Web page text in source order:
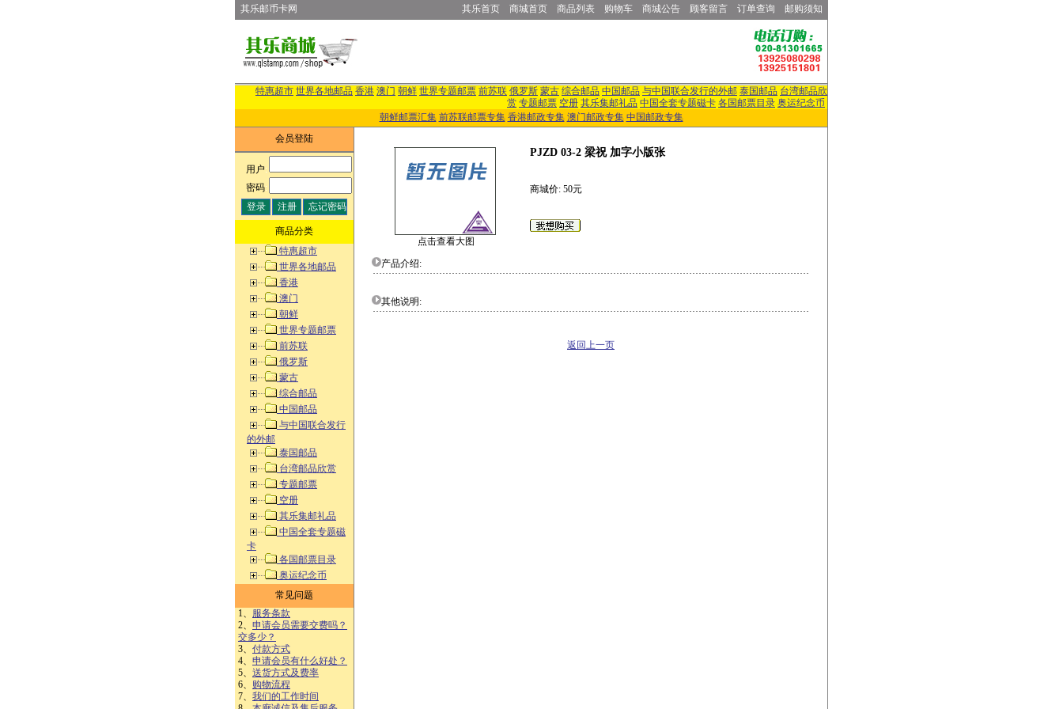
其乐邮币卡网 其乐首页 商城首页 商品列表 购物车 商城公告 顾客留言 订单查询 邮购须知
特惠超市 世界各地邮品 香港 澳门 朝鲜 世界专题邮票 前苏联 俄罗斯 蒙古 综合邮品 中国邮品 与中国联合发行的外邮 泰国邮品 台湾邮品欣
赏 专题邮票 空册 其乐集邮礼品 中国全套专题磁卡 各国邮票目录 奥运纪念币
朝鲜邮票汇集 前苏联邮票专集 香港邮政专集 澳门邮政专集 中国邮政专集
会员登陆
用户:
密码:
商品分类
特惠超市
世界各地邮品
香港
澳门
朝鲜
世界专题邮票
前苏联
俄罗斯
蒙古
综合邮品
中国邮品
与中国联合发行
的外邮
泰国邮品
台湾邮品欣赏
专题邮票
空册
其乐集邮礼品
中国全套专题磁
卡
各国邮票目录
奥运纪念币
常见问题
1、 服务条款
2、 申请会员需要交费吗？
交多少？
3、 付款方式
4、 申请会员有什么好处？
5、 送货方式及费率
6、 购物流程
7、 我们的工作时间
点击查看大图
PJZD 03-2 梁祝 加字小版张
商城价: 50元
产品介绍:
其他说明:
返回上一页